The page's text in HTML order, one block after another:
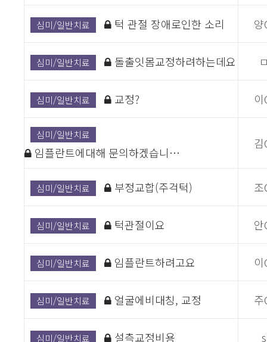
심미/일반치료 턱 관절 장애로인한 소리
심미/일반치료 돌출잇몸교정하려하는데요
심미/일반치료 교정?
심미/일반치료
임플란트에대해 문의하겠습니…
심미/일반치료 부정교합(주걱턱)
심미/일반치료 턱관절이요
심미/일반치료 임플란트하려고요
심미/일반치료 얼굴에비대칭, 교정
심미/일반치료 설측교정비용